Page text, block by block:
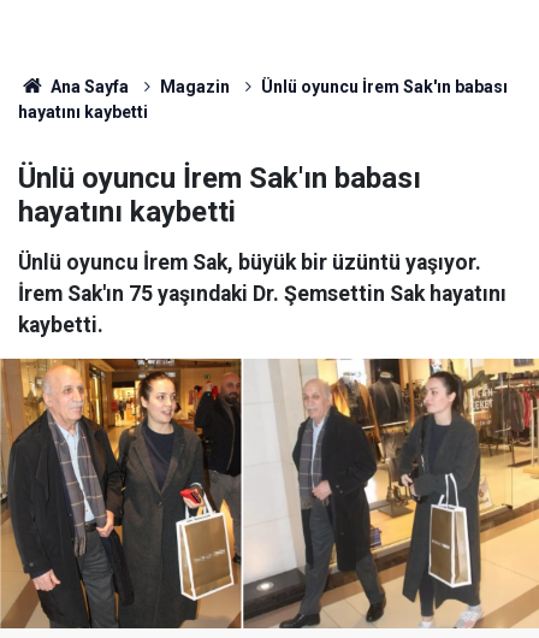
Ana Sayfa Magazin
Ünlü oyuncu İrem Sak'ın babası
hayatını kaybetti
Ünlü oyuncu İrem Sak'ın babası
hayatını kaybetti
Ünlü oyuncu İrem Sak, büyük bir üzüntü yaşıyor.
İrem Sak'ın 75 yaşındaki Dr. Şemsettin Sak hayatını
kaybetti.